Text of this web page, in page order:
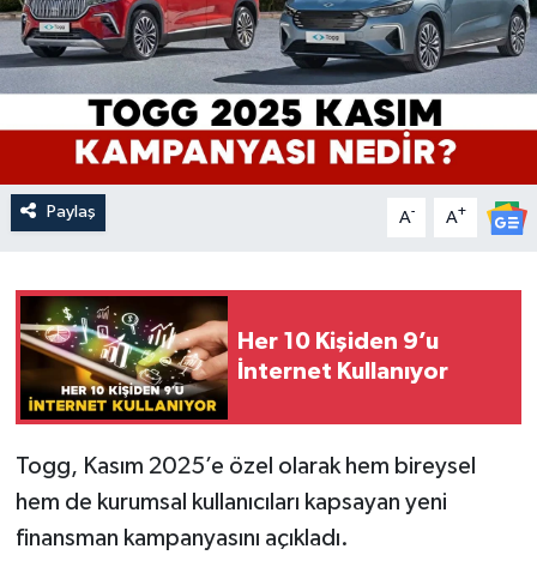
Paylaş A- A+
Her 10 Kişiden 9’u
İnternet Kullanıyor
Togg, Kasım 2025’e özel olarak hem bireysel
hem de kurumsal kullanıcıları kapsayan yeni
finansman kampanyasını açıkladı.